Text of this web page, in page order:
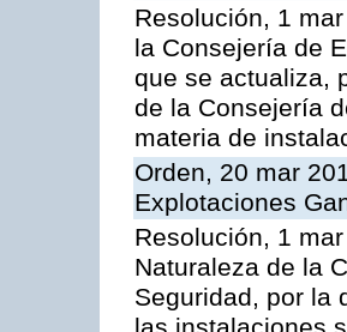
Resolución, 1
la Consejería de
que se actualiza,
de la Consejería
materia de
Orden, 20 mar
Explotaciones
Resolución, 1
Naturaleza de la
Seguridad, por la